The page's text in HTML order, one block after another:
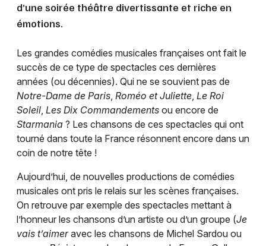
d’une soirée théâtre divertissante et riche en
émotions.
Les grandes comédies musicales françaises ont fait le
succès de ce type de spectacles ces dernières
années (ou décennies). Qui ne se souvient pas de
Notre-Dame de Paris, Roméo et Juliette, Le Roi
Soleil, Les Dix Commandements ou encore de
Starmania ? Les chansons de ces spectacles qui ont
tourné dans toute la France résonnent encore dans un
coin de notre tête !
Aujourd’hui, de nouvelles productions de comédies
musicales ont pris le relais sur les scènes françaises.
On retrouve par exemple des spectacles mettant à
l’honneur les chansons d’un artiste ou d’un groupe (Je
vais t’aimeravec les chansons de Michel Sardou ou